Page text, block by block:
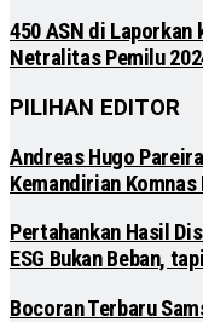
450 ASN di Laporkan
Netralitas Pemilu
PILIHAN EDITOR
Andreas Hugo
Kemandirian Komnas
Pertahankan Hasil
ESG Bukan Beban,
Bocoran Terbaru